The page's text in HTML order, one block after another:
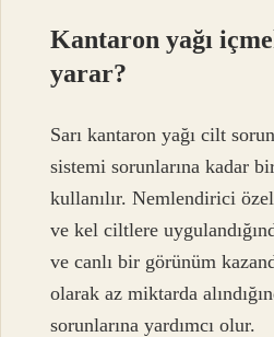
Kantaron yağı
yarar?
Sarı kantaron yağı cilt
sistemi sorunlarına kadar
kullanılır. Nemlendirici
ve kel ciltlere
ve canlı bir görünüm
olarak az miktarda
sorunlarına yardımcı olur.